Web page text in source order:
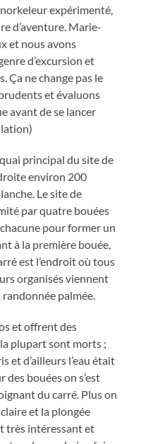
expérimenté,
d’aventure. Marie-
et nous avons
d’excursion et
Ça ne change pas le
et évaluons
avant de se lancer
principal du site de
environ 200
Le site de
par quatre bouées
pour former un
à la première bouée,
est l’endroit où tous
organisés viennent
palmée.
et offrent des
plupart sont morts ;
et d’ailleurs l’eau était
bouées on s’est
du carré. Plus on
et la plongée
très intéressant et